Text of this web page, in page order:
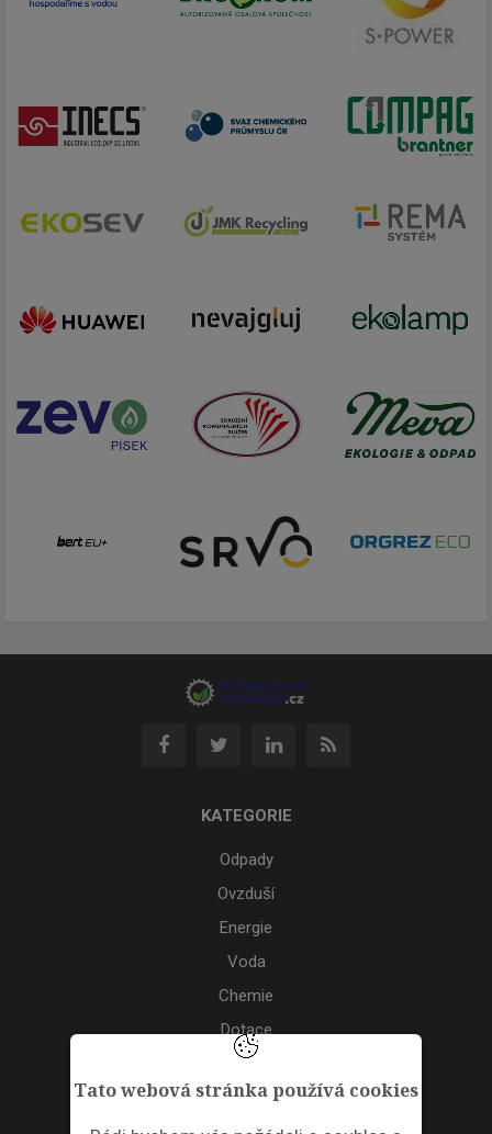
Tato webová stránka používá cookies
KATEGORIE
Odpady
Ovzduší
Energie
Voda
Chemie
Dotace
Akce